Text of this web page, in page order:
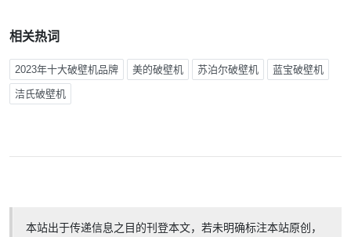
相关热词
2023年十大破壁机品牌 美的破壁机 苏泊尔破壁机 蓝宝破壁机
洁氏破壁机
本站出于传递信息之目的刊登本文，若未明确标注本站原创，